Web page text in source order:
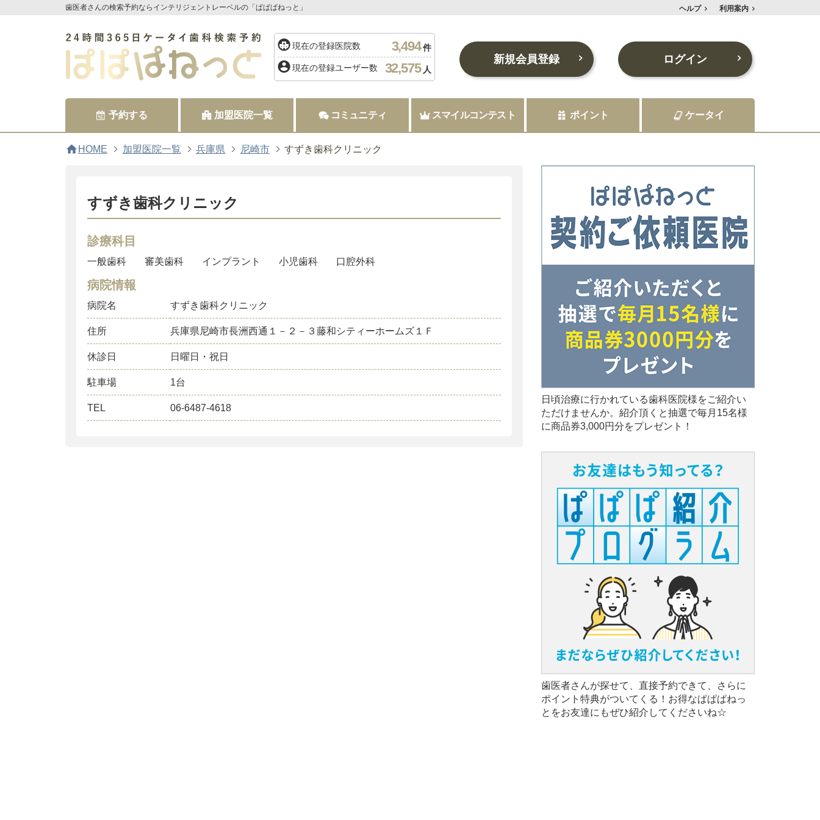
歯医者さんの検索予約ならインテリジェントレーベルの「ぱぱぱねっと」 ヘルプ 利用案内
現在の登録医院数 3,494件
現在の登録ユーザー数 32,575 人
新規会員登録 ログイン
予約する 加盟医院一覧 コミュニティ スマイルコンテスト ポイント ケータイ
home HOME 加盟医院一覧 兵庫県 尼崎市 すずき歯科クリニック
すずき歯科クリニック
診療科目
一般歯科 審美歯科 インプラント 小児歯科 口腔外科
病院情報
病院名 すずき歯科クリニック
住所 兵庫県尼崎市長洲西通１－２－３藤和シティーホームズ１Ｆ
休診日 日曜日・祝日
駐車場 1台
TEL 06-6487-4618
日頃治療に行かれている歯科医院様をご紹介い
ただけませんか。紹介頂くと抽選で毎月15名様
に商品券3,000円分をプレゼント！
歯医者さんが探せて、直接予約できて、さらに
ポイント特典がついてくる！お得なぱぱぱねっ
とをお友達にもぜひ紹介してくださいね☆